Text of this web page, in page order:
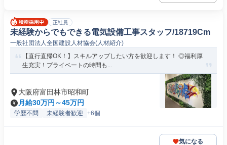
正社員
未経験からでもできる電気設備工事スタッフ/18719Cm
一般社団法人全国建設人材協会(人材紹介)
【直行直帰OK！】スキルアップしたい方を歓迎します！ ◎福利厚
生充実！プライベートの時間も...
大阪府富田林市昭和町
月給30万円～45万円
学歴不問 未経験者歓迎 +6個
気になる